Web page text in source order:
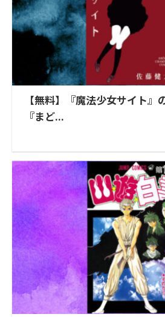
【無料】『魔法少女サイト』
『まど...